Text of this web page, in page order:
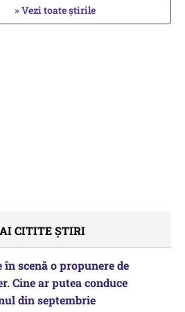
» Vezi toate știrile
CITITE ȘTIRI
în scenă o propunere de
Cine ar putea conduce
din septembrie